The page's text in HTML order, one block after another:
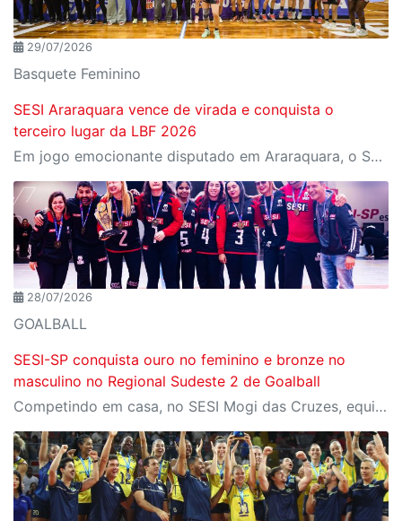
29/07/2026
Basquete Feminino
SESI Araraquara vence de virada e conquista o
terceiro lugar da LBF 2026
Em jogo emocionante disputado em Araraquara, o SESI Araraquara Basquete superou um déficit de quase 20 pontos, contou com o apoio massivo da torcida e derrotou o Cerrado BRB por 77 a 71, conquistando o terceiro lugar da LBF Loterias Caixa 2026
28/07/2026
GOALBALL
SESI-SP conquista ouro no feminino e bronze no
masculino no Regional Sudeste 2 de Goalball
Competindo em casa, no SESI Mogi das Cruzes, equipes do SESI-SP encerram a competição com duas medalhas e reforçam a tradição da instituição entre as principais forças do goalball brasileiro.